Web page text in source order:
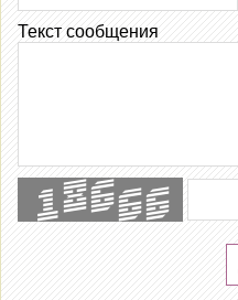
Текст сообщения